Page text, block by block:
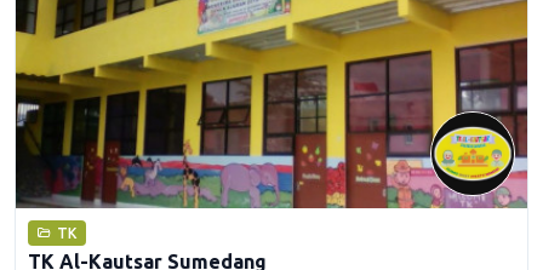
TK
TK Al-Kautsar Sumedang